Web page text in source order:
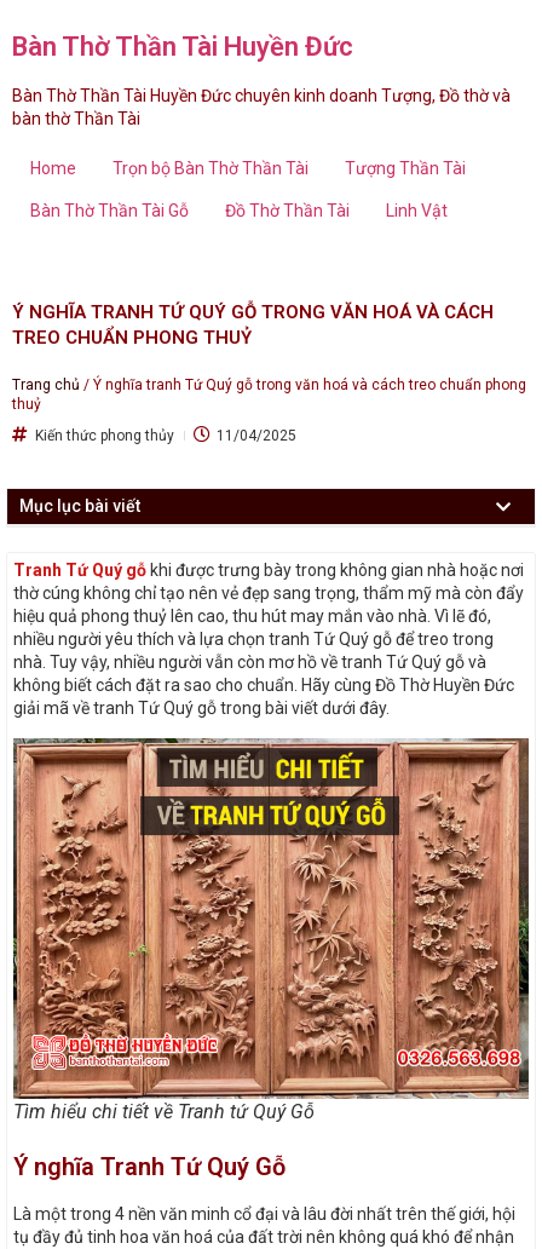
Bàn Thờ Thần Tài Huyền Đức
Bàn Thờ Thần Tài Huyền Đức chuyên kinh doanh Tượng, Đồ thờ và
bàn thờ Thần Tài
Home Trọn bộ Bàn Thờ Thần Tài Tượng Thần Tài
Bàn Thờ Thần Tài Gỗ Đồ Thờ Thần Tài Linh Vật
Ý NGHĨA TRANH TỨ QUÝ GỖ TRONG VĂN HOÁ VÀ CÁCH
TREO CHUẨN PHONG THUỶ
Trang chủ / Ý nghĩa tranh Tứ Quý gỗ trong văn hoá và cách treo chuẩn phong
thuỷ
Kiến thức phong thủy
11/04/2025
Mục lục bài viết
Tranh Tứ Quý gỗ khi được trưng bày trong không gian nhà hoặc nơi
thờ cúng không chỉ tạo nên vẻ đẹp sang trọng, thẩm mỹ mà còn đẩy
hiệu quả phong thuỷ lên cao, thu hút may mắn vào nhà. Vì lẽ đó,
nhiều người yêu thích và lựa chọn tranh Tứ Quý gỗ để treo trong
nhà. Tuy vậy, nhiều người vẫn còn mơ hồ về tranh Tứ Quý gỗ và
không biết cách đặt ra sao cho chuẩn. Hãy cùng Đồ Thờ Huyền Đức
giải mã về tranh Tứ Quý gỗ trong bài viết dưới đây.
Tìm hiểu chi tiết về Tranh tứ Quý Gỗ
Ý nghĩa Tranh Tứ Quý Gỗ
Là một trong 4 nền văn minh cổ đại và lâu đời nhất trên thế giới, hội
tụ đầy đủ tinh hoa văn hoá của đất trời nên không quá khó để nhận